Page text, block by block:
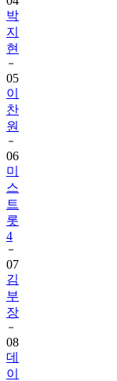
박
지
현
05
이
찬
원
06
미
스
트
롯
4
07
김
부
장
08
데
이